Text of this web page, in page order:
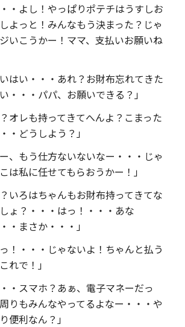
・・よし！やっぱりポテチはうすしお
よっと！みんなもう決まった？じゃ
いこうかー！ママ、支払いお願いね
いはい・・・あれ？お財布忘れてきた
・・・パパ、お願いできる？」
？オレも持ってきてへんよ？こまった
・どうしよう？」
ー、もう仕方ないないなー・・・じゃ
は私に任せてもらおうかー！」
？いろはちゃんもお財布持ってきてな
ょ？・・・はっ！・・・あな
・まさか・・・」
っ！・・・じゃないよ！ちゃんと払う
れで！」
・・スマホ？あぁ、電子マネーだっ
りもみんなやってるよなー・・・や
便利なん？」